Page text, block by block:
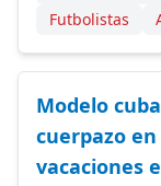
Futbolistas
Modelo
cuerpazo
vacaciones